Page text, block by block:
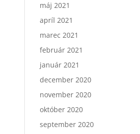
máj 2021
apríl 2021
marec 2021
február 2021
január 2021
december 2020
november 2020
október 2020
september 2020